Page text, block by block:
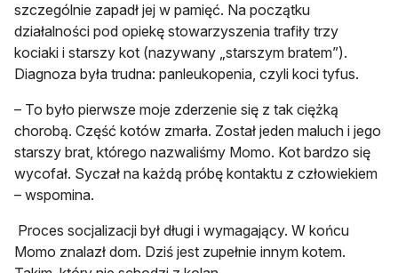
szczególnie zapadł jej w pamięć. Na początku
działalności pod opiekę stowarzyszenia trafiły trzy
kociaki i starszy kot (nazywany „starszym bratem”).
Diagnoza była trudna: panleukopenia, czyli koci tyfus.
– To było pierwsze moje zderzenie się z tak ciężką
chorobą. Część kotów zmarła. Został jeden maluch i jego
starszy brat, którego nazwaliśmy Momo. Kot bardzo się
wycofał. Syczał na każdą próbę kontaktu z człowiekiem
– wspomina.
Proces socjalizacji był długi i wymagający. W końcu
Momo znalazł dom. Dziś jest zupełnie innym kotem.